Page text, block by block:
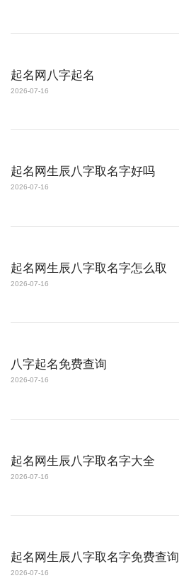
起名网八字起名
2026-07-16
起名网生辰八字取名字好吗
2026-07-16
起名网生辰八字取名字怎么取
2026-07-16
八字起名免费查询
2026-07-16
起名网生辰八字取名字大全
2026-07-16
起名网生辰八字取名字免费查询
2026-07-16